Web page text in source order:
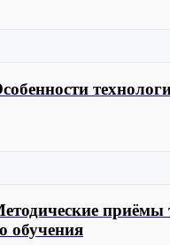
приёмы
обучения